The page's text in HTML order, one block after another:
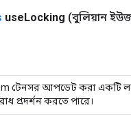
useLocking (বুলিয়ান
m টেনসর আপডেট করা একটি
প্রদর্শন করতে পারে।